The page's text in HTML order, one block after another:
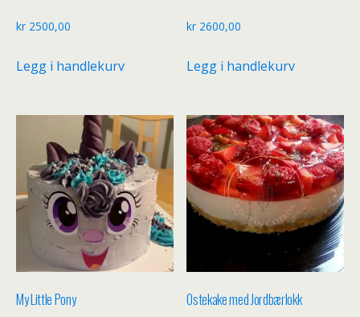
kr 2500,00
Legg i handlekurv
kr 2600,00
Legg i handlekurv
My Little Pony Ostekake med Jordbærlokk